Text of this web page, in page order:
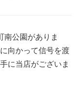
公園がありま
向かって信号を渡
に当店がございま